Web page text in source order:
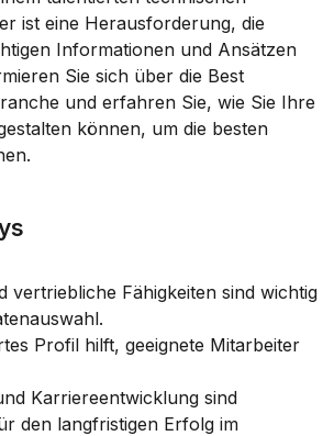
ist eine Herausforderung, die
Informationen und Ansätzen
Sie sich über die Best
und erfahren Sie, wie Sie Ihre
können, um die besten
vertriebliche Fähigkeiten sind wichtig
Profil hilft, geeignete Mitarbeiter
Karriereentwicklung sind
den langfristigen Erfolg im